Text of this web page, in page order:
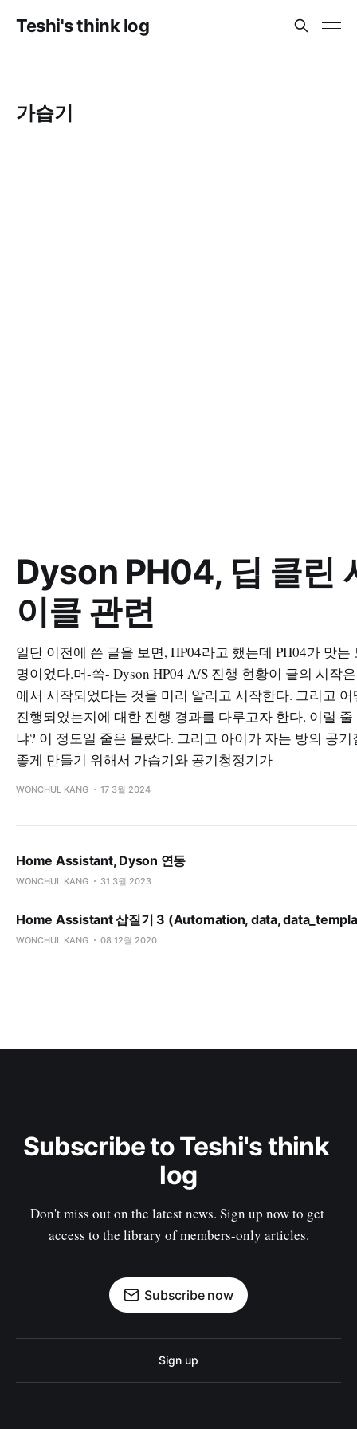
Teshi's think log
가습기
Dyson PH04, 딥 클린
이클 관련
일단 이전에 쓴 글을 보면, HP04라고 했는데 PH04가 맞는
명이었다.머-쓱- Dyson HP04 A/S 진행 현황이 글의 시작
에서 시작되었다는 것을 미리 알리고 시작한다. 그리고 어
진행되었는지에 대한 진행 경과를 다루고자 한다. 이럴 줄
냐? 이 정도일 줄은 몰랐다. 그리고 아이가 자는 방의 공기
좋게 만들기 위해서 가습기와 공기청정기가
WONCHUL KANG 17 3월 2024
Home Assistant, Dyson 연동
WONCHUL KANG 31 3월 2023
Home Assistant 삽질기 3 (Automation, data,
WONCHUL KANG 08 12월 2020
Subscribe to Teshi's think
log
Don't miss out on the latest news. Sign up now to get
access to the library of members-only articles.
Subscribe now
Sign up